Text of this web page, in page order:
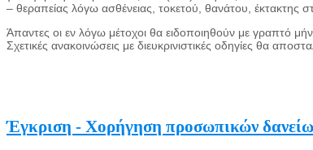
– θεραπείας λόγω ασθένειας, τοκετού, θανάτου, έκτακτης
Άπαντες οι εν λόγω μέτοχοι θα ειδοποιηθούν με γραπτό
Σχετικές ανακοινώσεις με διευκρινιστικές οδηγίες θα
Έγκριση - Χορήγηση προσωπικών